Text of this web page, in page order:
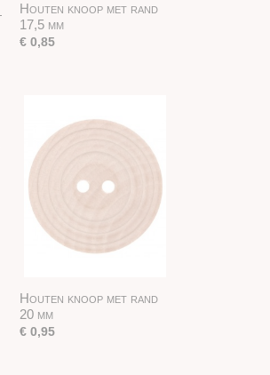
Houten knoop met rand
17,5 mm
€ 0,85
Houten knoop met rand
20 mm
€ 0,95